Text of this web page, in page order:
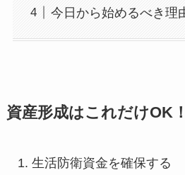
今日から始めるべき理
資産形成はこれだけOK！
生活防衛資金を確保する